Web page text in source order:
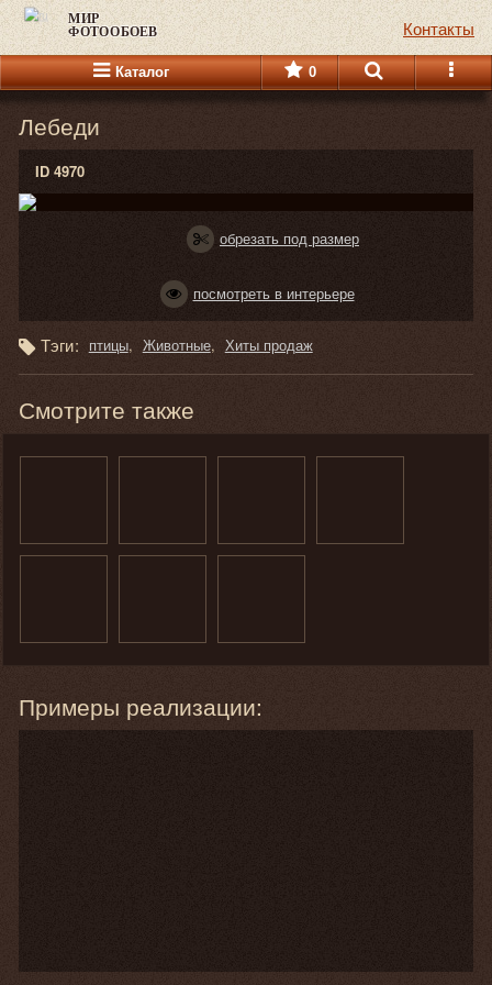
МИР
ФОТООБОЕВ Контакты
Каталог 0
Лебеди
ID 4970
обрезать под размер
посмотреть в интерьере
Тэги: птицы Животные Хиты продаж
Смотрите также
Примеры реализации: